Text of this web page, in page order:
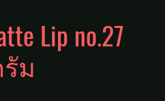
Lip no.27
ม